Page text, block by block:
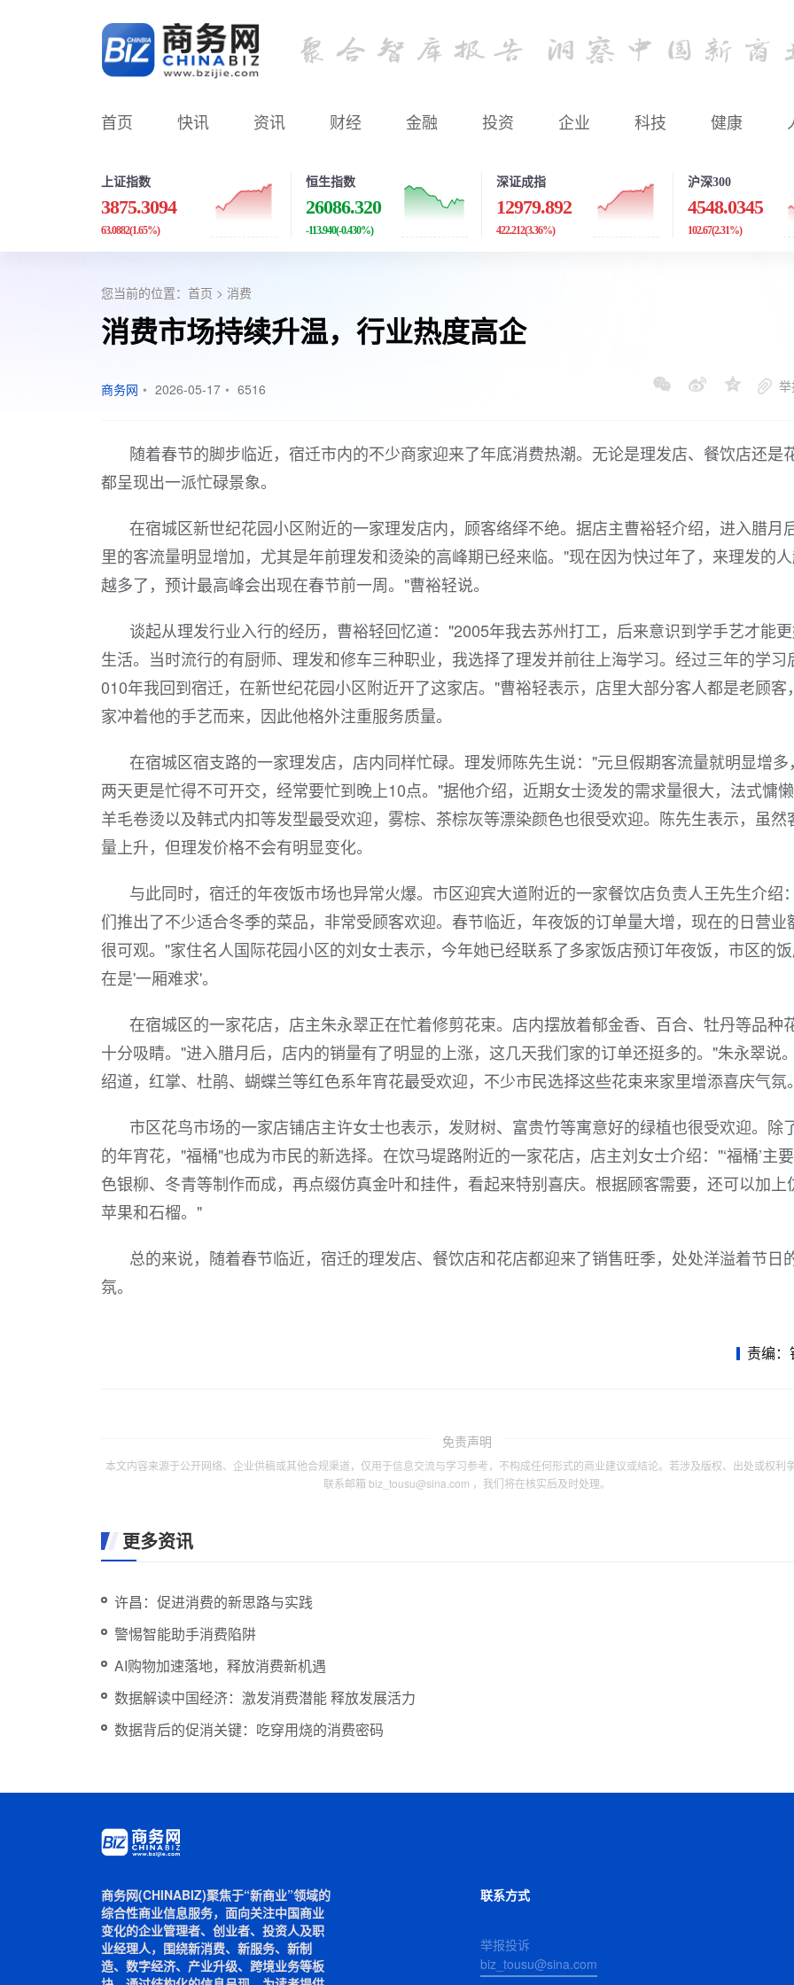
首页 快讯 资讯 财经 金融 投资 企业 科技 健康
上证指数
3875.3094
63.0882(1.65%)
恒生指数
26086.320
-113.940(-0.430%)
深证成指
12979.892
422.212(3.36%)
沪深300
4548.0345
102.67(2.31%)
您当前的位置： 首页 > 消费
消费市场持续升温，行业热度高企
商务网 • 2026-05-17 • 6516
随着春节的脚步临近，宿迁市内的不少商家迎来了年底消费热潮。无论是理发店、餐饮店还是花
都呈现出一派忙碌景象。
在宿城区新世纪花园小区附近的一家理发店内，顾客络绎不绝。据店主曹裕轻介绍，进入腊月
里的客流量明显增加，尤其是年前理发和烫染的高峰期已经来临。"现在因为快过年了，来理发的
越多了，预计最高峰会出现在春节前一周。"曹裕轻说。
谈起从理发行业入行的经历，曹裕轻回忆道："2005年我去苏州打工，后来意识到学手艺才能
生活。当时流行的有厨师、理发和修车三种职业，我选择了理发并前往上海学习。经过三年的学习
010年我回到宿迁，在新世纪花园小区附近开了这家店。"曹裕轻表示，店里大部分客人都是老顾客
家冲着他的手艺而来，因此他格外注重服务质量。
在宿城区宿支路的一家理发店，店内同样忙碌。理发师陈先生说："元旦假期客流量就明显增多
两天更是忙得不可开交，经常要忙到晚上10点。"据他介绍，近期女士烫发的需求量很大，法式慵懒
羊毛卷烫以及韩式内扣等发型最受欢迎，雾棕、茶棕灰等漂染颜色也很受欢迎。陈先生表示，虽然
量上升，但理发价格不会有明显变化。
与此同时，宿迁的年夜饭市场也异常火爆。市区迎宾大道附近的一家餐饮店负责人王先生介绍
们推出了不少适合冬季的菜品，非常受顾客欢迎。春节临近，年夜饭的订单量大增，现在的日营业
很可观。"家住名人国际花园小区的刘女士表示，今年她已经联系了多家饭店预订年夜饭，市区的
在是'一厢难求'。
在宿城区的一家花店，店主朱永翠正在忙着修剪花束。店内摆放着郁金香、百合、牡丹等品种花
十分吸睛。"进入腊月后，店内的销量有了明显的上涨，这几天我们家的订单还挺多的。"朱永翠说
绍道，红掌、杜鹃、蝴蝶兰等红色系年宵花最受欢迎，不少市民选择这些花束来家里增添喜庆气氛。
市区花鸟市场的一家店铺店主许女士也表示，发财树、富贵竹等寓意好的绿植也很受欢迎。除
的年宵花，"福桶"也成为市民的新选择。在饮马堤路附近的一家花店，店主刘女士介绍："‘福桶’主
色银柳、冬青等制作而成，再点缀仿真金叶和挂件，看起来特别喜庆。根据顾客需要，还可以加上
苹果和石榴。"
总的来说，随着春节临近，宿迁的理发店、餐饮店和花店都迎来了销售旺季，处处洋溢着节日
氛。
责编：
免责声明
本文内容来源于公开网络、企业供稿或其他合规渠道，仅用于信息交流与学习参考，不构成任何形式的商业建议或结论。若涉及版权、出处或权利
联系邮箱 biz_tousu@sina.com ，我们将在核实后及时处理。
更多资讯
许昌：促进消费的新思路与实践
警惕智能助手消费陷阱
AI购物加速落地，释放消费新机遇
数据解读中国经济：激发消费潜能 释放发展活力
数据背后的促消关键：吃穿用烧的消费密码
商务网(CHINABIZ)聚焦于“新商业”领域的
综合性商业信息服务，面向关注中国商业
变化的企业管理者、创业者、投资人及职
业经理人，围绕新消费、新服务、新制
造、数字经济、产业升级、跨境业务等板
联系方式
举报投诉
biz_tousu@sina.com